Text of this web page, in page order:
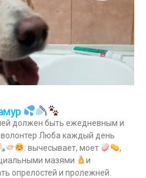
должен быть ежедневным и
волонтер Люба каждый день
: вычесывает, моет
,
мазями
и
опрелостей и пролежней.